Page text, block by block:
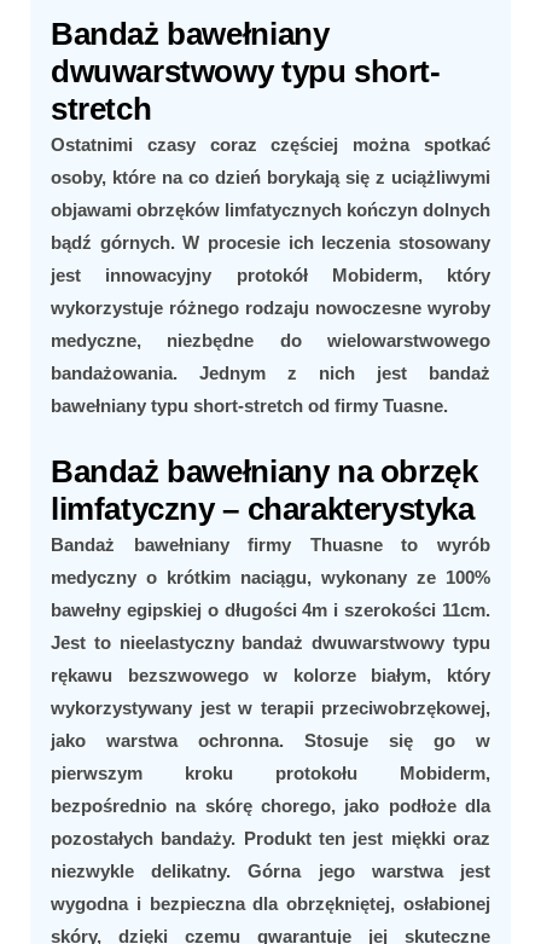
Bandaż bawełniany
dwuwarstwowy typu short-
stretch
Ostatnimi czasy coraz częściej można spotkać
osoby, które na co dzień borykają się z uciążliwymi
objawami obrzęków limfatycznych kończyn dolnych
bądź górnych. W procesie ich leczenia stosowany
jest innowacyjny protokół Mobiderm, który
wykorzystuje różnego rodzaju nowoczesne wyroby
medyczne, niezbędne do wielowarstwowego
bandażowania. Jednym z nich jest bandaż
bawełniany typu short-stretch od firmy Tuasne.
Bandaż bawełniany na obrzęk
limfatyczny – charakterystyka
Bandaż bawełniany firmy Thuasne to wyrób
medyczny o krótkim naciągu, wykonany ze 100%
bawełny egipskiej o długości 4m i szerokości 11cm.
Jest to nieelastyczny bandaż dwuwarstwowy typu
rękawu bezszwowego w kolorze białym, który
wykorzystywany jest w terapii przeciwobrzękowej,
jako warstwa ochronna. Stosuje się go w
pierwszym kroku protokołu Mobiderm,
bezpośrednio na skórę chorego, jako podłoże dla
pozostałych bandaży. Produkt ten jest miękki oraz
niezwykle delikatny. Górna jego warstwa jest
wygodna i bezpieczna dla obrzękniętej, osłabionej
skóry, dzięki czemu gwarantuje jej skuteczne